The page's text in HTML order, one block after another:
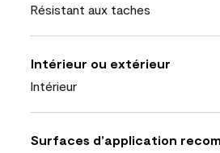
Résistant aux taches
Intérieur ou extérieur
Intérieur
Surfaces d’application